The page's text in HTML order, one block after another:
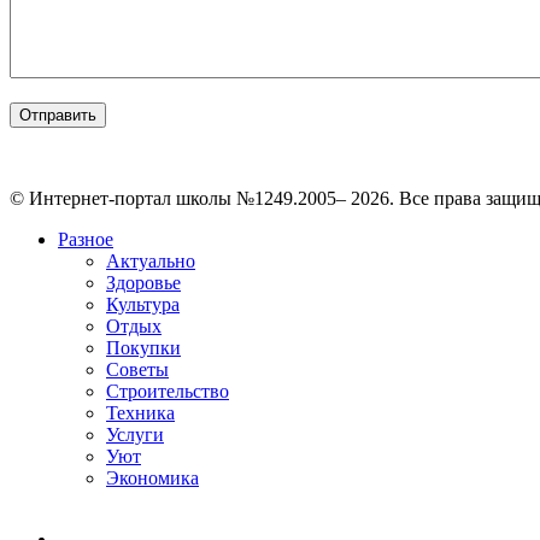
© Интернет-портал школы №1249.2005– 2026. Все права
Разное
Актуально
Здоровье
Культура
Отдых
Покупки
Советы
Строительство
Техника
Услуги
Уют
Экономика